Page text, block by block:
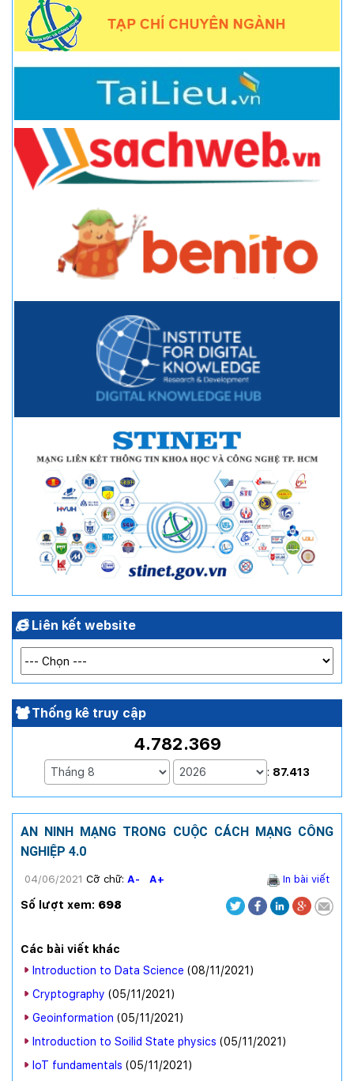
Liên kết website
Thống kê truy cập
4.782.369
: 87.413
AN NINH MẠNG TRONG CUỘC CÁCH MẠNG CÔNG
NGHIỆP 4.0
04/06/2021 Cỡ chữ: A- A+ In bài viết
Số lượt xem: 698
Các bài viết khác
Introduction to Data Science (08/11/2021 )
Cryptography (05/11/2021 )
Geoinformation (05/11/2021 )
Introduction to Soilid State physics (05/11/2021 )
IoT fundamentals (05/11/2021 )